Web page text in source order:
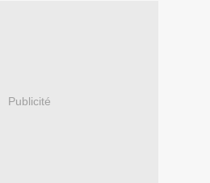
Publicité